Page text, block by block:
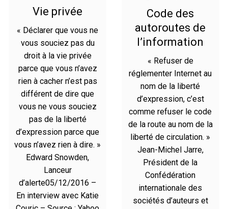
Vie privée
« Déclarer que vous ne
vous souciez pas du
droit à la vie privée
parce que vous n’avez
rien à cacher n’est pas
différent de dire que
vous ne vous souciez
pas de la liberté
d’expression parce que
vous n’avez rien à dire. »
Edward Snowden,
Lanceur
d’alerte05/12/2016 –
En interview avec Katie
Code des
autoroutes de
l’information
« Refuser de
réglementer Internet au
nom de la liberté
d’expression, c’est
comme refuser le code
de la route au nom de la
liberté de circulation. »
Jean-Michel Jarre,
Président de la
Confédération
internationale des
sociétés d’auteurs et